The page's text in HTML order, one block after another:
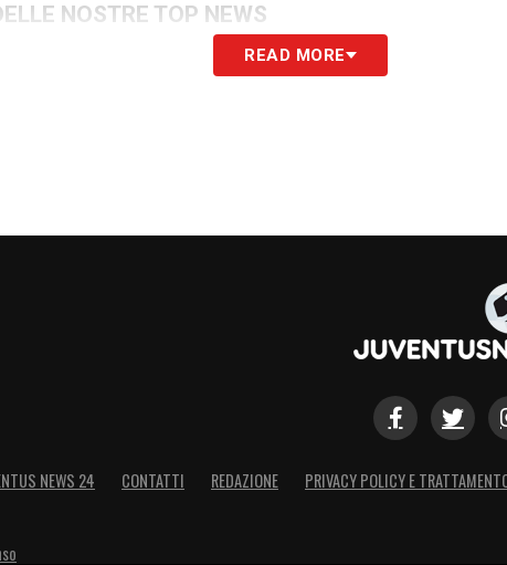
NOSTRE TOP NEWS
READ MORE
NEWS 24 CONTATTI REDAZIONE PRIVACY POLICY E